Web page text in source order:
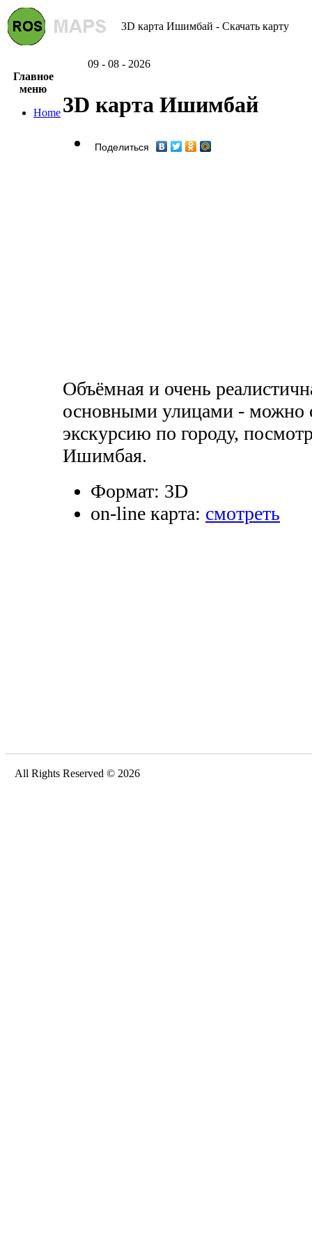
3D карта Ишимбай - Скачать карту
09 - 08 - 2026
Главное
меню
Home 3D карта Ишимбай
Поделиться
Объёмная и очень
основными улицами - можно
экскурсию по городу,
Ишимбая.
Формат: 3D
on-line карта: смотреть
All Rights Reserved © 2026